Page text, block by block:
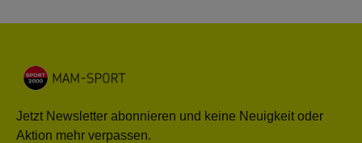
Jetzt Newsletter abonnieren und keine Neuigkeit oder
Aktion mehr verpassen.